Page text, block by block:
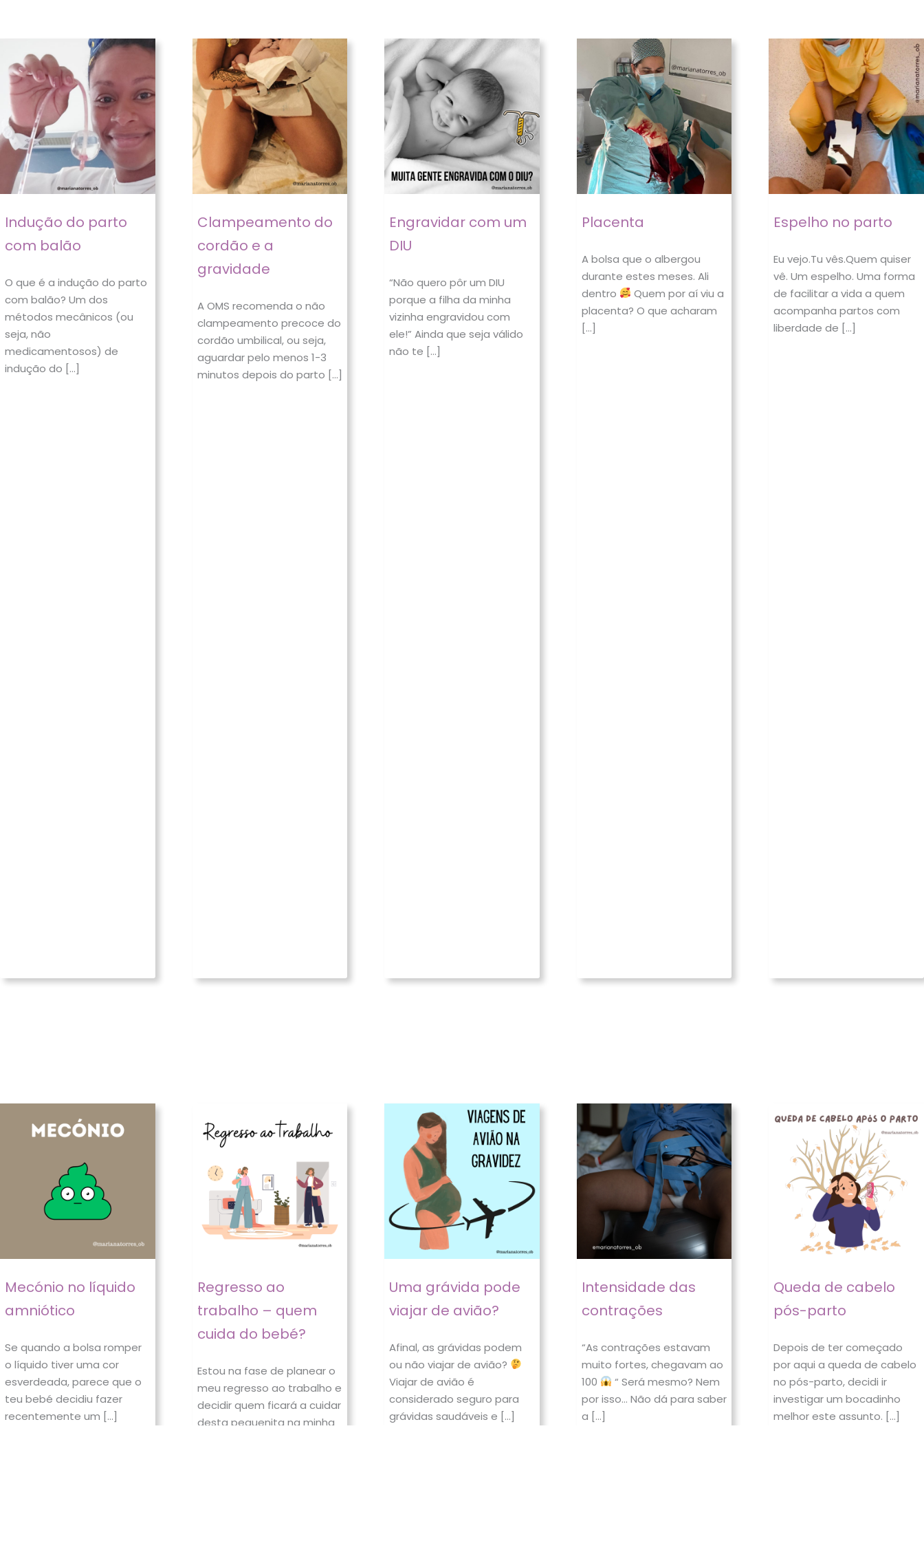
Indução do parto
com balão
O que é a indução do parto
com balão? Um dos
métodos mecânicos (ou
seja, não
medicamentosos) de
indução do […]
Clampeamento do
cordão e a
gravidade
A OMS recomenda o não
clampeamento precoce do
cordão umbilical, ou seja,
aguardar pelo menos 1-3
minutos depois do parto […]
Engravidar com um
DIU
“Não quero pôr um DIU
porque a filha da minha
vizinha engravidou com
ele!” Ainda que seja válido
não te […]
Placenta
A bolsa que o albergou
durante estes meses. Ali
dentro
Quem por aí viu a
placenta? O que acharam
[…]
Espelho no parto
Eu vejo.Tu vês.Quem quiser
vê. Um espelho. Uma forma
de facilitar a vida a quem
acompanha partos com
liberdade de […]
Mecónio no líquido
amniótico
Se quando a bolsa romper
o líquido tiver uma cor
esverdeada, parece que o
teu bebé decidiu fazer
recentemente um […]
Regresso ao
trabalho – quem
cuida do bebé?
Estou na fase de planear o
meu regresso ao trabalho e
decidir quem ficará a cuidar
desta pequenita na minha
Uma grávida pode
viajar de avião?
Afinal, as grávidas podem
ou não viajar de avião?
Viajar de avião é
considerado seguro para
grávidas saudáveis e […]
Intensidade das
contrações
“As contrações estavam
muito fortes, chegavam ao
100
“ Será mesmo? Nem
por isso… Não dá para saber
a […]
Queda de cabelo
pós-parto
Depois de ter começado
por aqui a queda de cabelo
no pós-parto, decidi ir
investigar um bocadinho
melhor este assunto. […]